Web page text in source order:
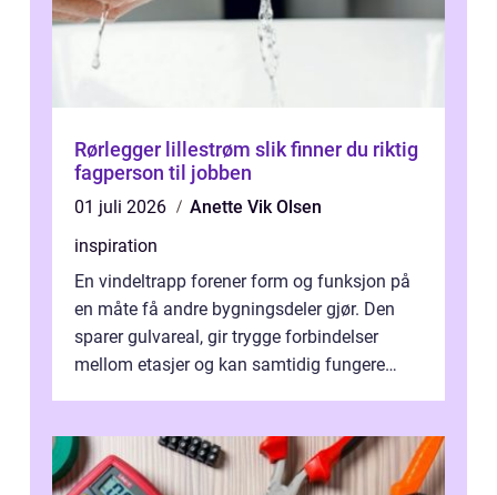
Rørlegger lillestrøm slik finner du riktig
fagperson til jobben
01 juli 2026
Anette Vik Olsen
inspiration
En vindeltrapp forener form og funksjon på
en måte få andre bygningsdeler gjør. Den
sparer gulvareal, gir trygge forbindelser
mellom etasjer og kan samtidig fungere